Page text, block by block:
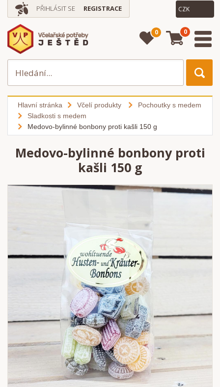
PŘIHLÁSIT SE REGISTRACE
0 0
Hlavní stránka Včelí produkty
Pochoutky s medem
Sladkosti s medem
Medovo-bylinné bonbony proti kašli 150 g
Medovo-bylinné bonbony proti
kašli 150 g